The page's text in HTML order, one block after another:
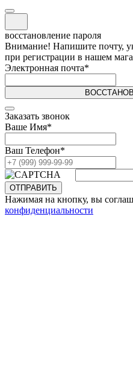
восстановление пароля
Внимание! Напишите почту,
при регистрации в нашем
Электронная почта*
Заказать звонок
Ваше Имя*
Ваш Телефон*
ОТПРАВИТЬ
Нажимая на кнопку, вы
конфиденциальности